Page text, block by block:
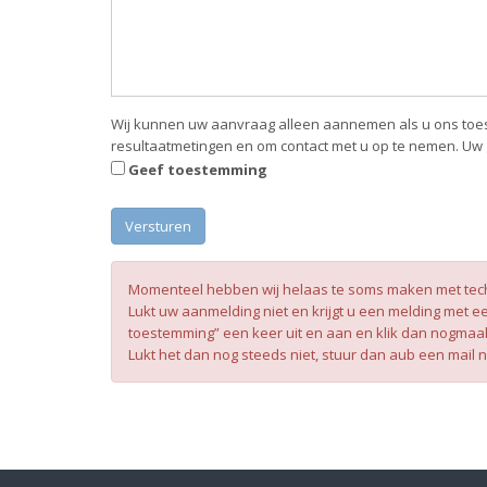
Wij kunnen uw aanvraag alleen aannemen als u ons
resultaatmetingen en om contact met u op te nemen.
Geef toestemming
Momenteel hebben wij helaas te soms maken met
Lukt uw aanmelding niet en krijgt u een melding met
toestemming” een keer uit en aan en klik dan
Lukt het dan nog steeds niet, stuur dan aub een mail